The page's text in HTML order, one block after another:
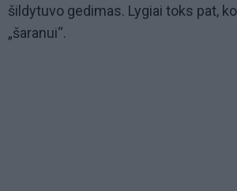
šildytuvo gedimas. Lygiai toks pat,
„šaranui“.